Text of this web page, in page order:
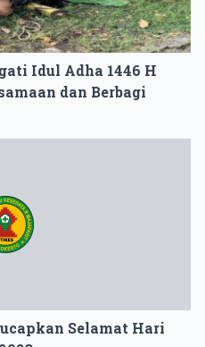
Idul Adha 1446 H
dan Berbagi
Selamat Hari